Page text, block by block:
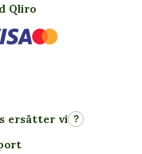
Qliro
ersätter vi ?